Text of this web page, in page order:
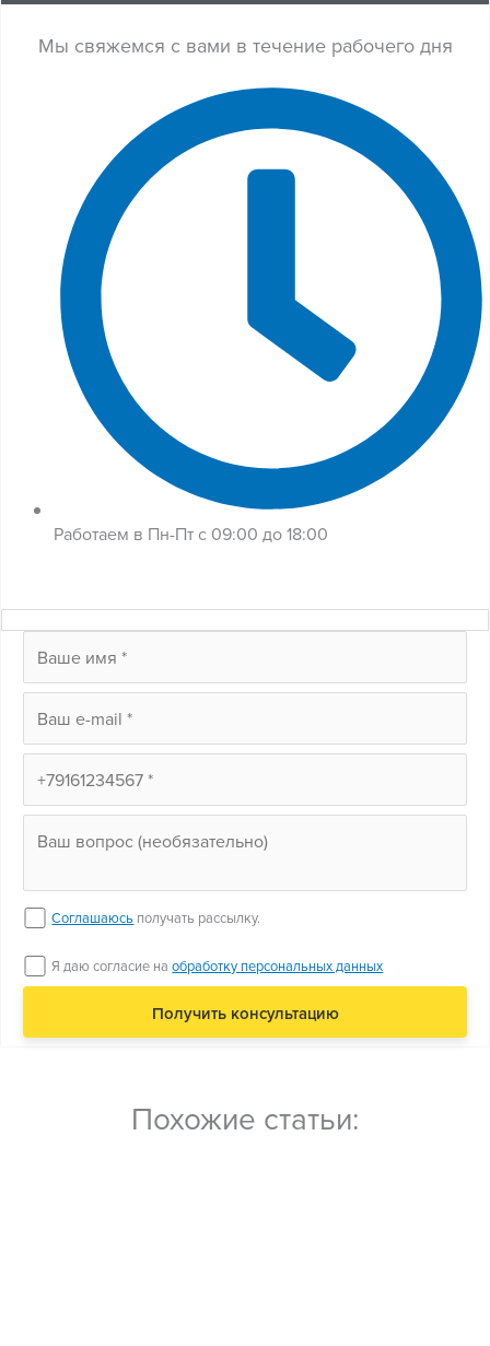
Мы свяжемся с вами в течение рабочего дня
Работаем в Пн-Пт с 09:00 до 18:00
Соглашаюсь получать рассылку.
Я даю согласие наобработку персональных данных
Похожие статьи: